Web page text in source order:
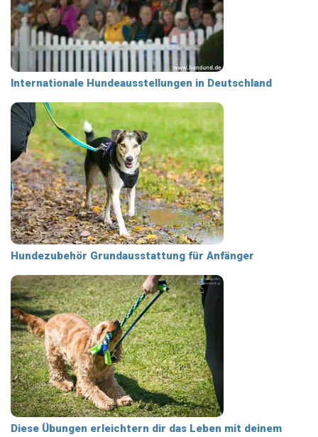
Internationale Hundeausstellungen in Deutschland
Hundezubehör Grundausstattung für Anfänger
Diese Übungen erleichtern dir das Leben mit deinem